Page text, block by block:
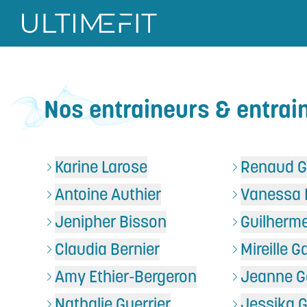
UltimeFit
Nos entraineurs &
Karine Larose
Antoine Authier
Jenipher Bisson
Claudia Bernier
Amy Ethier-Bergeron
Renaud
Vanessa
Mireille
Jeanne